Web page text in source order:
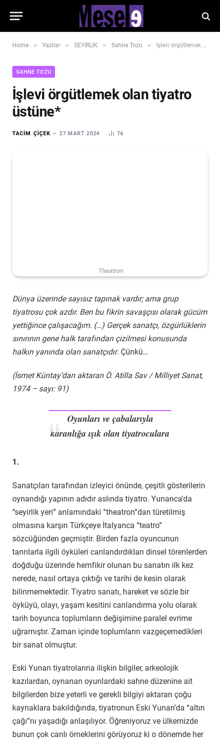
Home » Yazılar » SEYİRLİK » Sahne Tozu » İşlevi örgütlemek olan tiyatro üstüne*
SAHNE TOZU
İşlevi örgütlemek olan tiyatro
üstüne*
TACIM ÇIÇEK 27 MART 2024 76
Theatron
Dünya üzerinde sayısız tapınak vardır; ama grup
tiyatrosu çok azdır. Ben bu fikrin savaşçısı olarak gücüm
yettiğince çalışacağım. (…) Gerçek sanatçı, özgürlüklerin
sınırının gene halk tarafından çizilmesi konusunda
halkın yanında olan sanatçıdır. Çünkü…
(İsmet Küntay’dan aktaran Ö. Atilla Sav / Milliyet Sanat,
1974 – sayı: 91)
Oyunları ve çabalarıyla
karanlığa ışık olan tiyatroculara
1.
Sanatçıları tarafından izleyici önünde, çeşitli gösterilerin
oynandığı yapının adıdır aslında tiyatro. Yunanca’da
“seyirlik yeri” anlamındaki “theatron”dan türetilmiş
olmasına karşın Türkçeye İtalyanca “teatro”
sözcüğünden geçmiştir. Birden fazla oyuncunun
tanrılarla ilgili öyküleri canlandırdıkları dinsel törenlerden
doğduğu üzerinde hemfikir olunan bu sanatın ilk kez
nerede, nasıl ortaya çıktığı ve tarihi de kesin olarak
bilinmemektedir. Tiyatro sanatı, hareket ve sözle bir
öyküyü, olayı, yaşam kesitini canlandırma yolu olarak
tarih boyunca toplumların değişimine paralel evrime
uğramıştır. Zaman içinde toplumların vazgeçemedikleri
bir sanat olmuştur.
Eski Yunan tiyatrolarına ilişkin bilgiler, arkeolojik
kazılardan, oynanan oyunlardaki sahne düzenine ait
bilgilerden bize yeterli ve gerekli bilgiyi aktaran çoğu
kaynaklara bakıldığında, tiyatronun Eski Yunan’da “altın
çağı”nı yaşadığı anlaşılıyor. Öğreniyoruz ve ülkemizde
bunun çok canlı örneklerini görüyoruz ki o dönemde her